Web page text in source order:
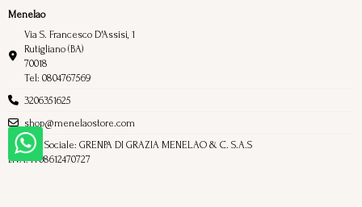
Menelao
Via S. Francesco D'Assisi, 1
Rutigliano (BA)
70018
Tel: 0804767569
3206351625
shop@menelaostore.com
Ragione Sociale: GRENPA DI GRAZIA MENELAO & C. S.A.S
P.IVA: IT08612470727